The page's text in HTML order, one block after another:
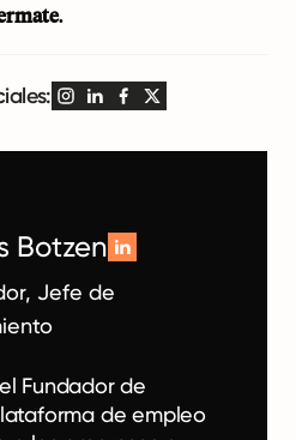
.
Botzen
Jefe de
Fundador de
de empleo